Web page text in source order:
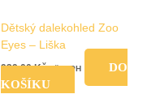
Dětský dalekohled Zoo
Eyes – Liška
939,00Kč vč. DPH
DO
KOŠÍKU